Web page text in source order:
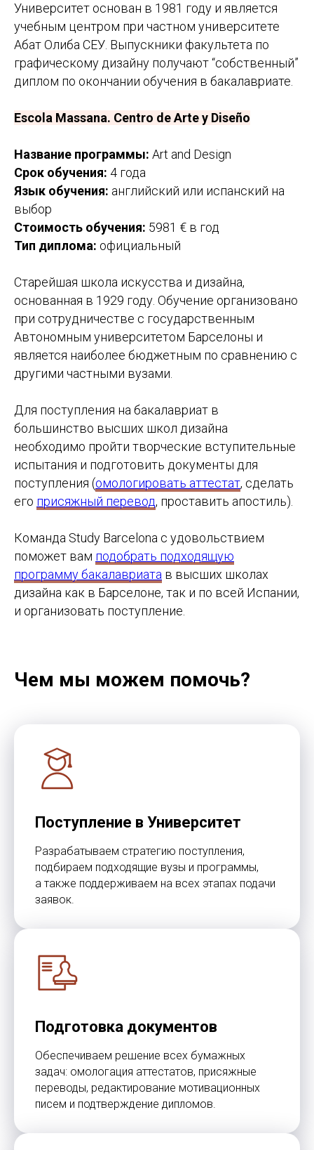
Университет основан в 1981 году и является
учебным центром при частном университете
Абат Олиба СЕУ. Выпускники факультета по
графическому дизайну получают “собственный”
диплом по окончании обучения в бакалавриате.
Escola Massana. Centro de Arte y Diseño
Название программы: Art and Design
Срок обучения: 4 года
Язык обучения: английский или испанский на
выбор
Стоимость обучения: 5981 € в год
Тип диплома: официальный
Старейшая школа искусства и дизайна,
основанная в 1929 году. Обучение организовано
при сотрудничестве с государственным
Автономным университетом Барселоны и
является наиболее бюджетным по сравнению с
другими частными вузами.
Для поступления на бакалавриат в
большинство высших школ дизайна
необходимо пройти творческие вступительные
испытания и подготовить документы для
поступления (омологировать аттестат, сделать
его присяжный перевод, проставить апостиль).
Команда Study Barcelona с удовольствием
поможет вам подобрать подходящую
программу бакалавриата в высших школах
дизайна как в Барселоне, так и по всей Испании,
и организовать поступление.
Чем мы можем помочь?
Поступление в Университет
Разрабатываем стратегию поступления,
подбираем подходящие вузы и программы,
а также поддерживаем на всех этапах подачи
заявок.
Подготовка документов
Обеспечиваем решение всех бумажных
задач: омологация аттестатов, присяжные
переводы, редактирование мотивационных
писем и подтверждение дипломов.
Оставить заявку
Отправляя форму вы соглашаетесь с политикой
обработки персональных данных
Учёба и переезд в Испанию без стресса и ошибок
Study Barcelona
Получить стратегию
Обучение
Программы
Юридическая информация
Политика конфиденциальности
Летние программы
Aviso Legal